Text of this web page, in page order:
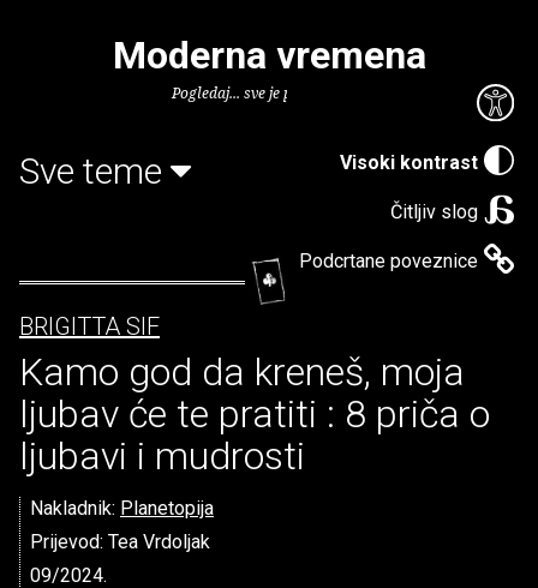
Visoki kontrast
Čitljiv slog
Podcrtane poveznice
Moderna vremena
Pogledaj... sve je puno knjiga.
Sve teme
BRIGITTA SIF
Kamo god da kreneš, moja
ljubav će te pratiti : 8 priča o
ljubavi i mudrosti
Nakladnik: Planetopija
Prijevod: Tea Vrdoljak
09/2024.